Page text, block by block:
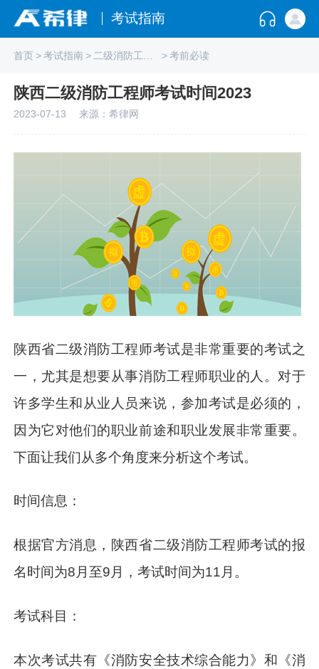
考试指南
首页>考试指南> > 考前必读
陕西二级消防工程师考试时间2023
2023-07-13 来源：希律网
陕西省二级消防工程师考试是非常重要的考试之
一，尤其是想要从事消防工程师职业的人。对于
许多学生和从业人员来说，参加考试是必须的，
因为它对他们的职业前途和职业发展非常重要。
下面让我们从多个角度来分析这个考试。
时间信息：
根据官方消息，陕西省二级消防工程师考试的报
名时间为8月至9月，考试时间为11月。
考试科目：
本次考试共有《消防安全技术综合能力》和《消